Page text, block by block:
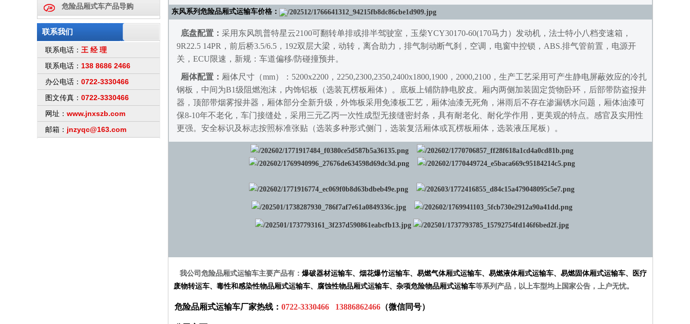
危险品厢式车产品导购
联系我们
联系电话： 王 经 理
联系电话： 138 8686 2466
办公电话： 0722-3330466
图文传真： 0722-3330466
网址： www.jnxszb.com
邮箱： jnzyqc@163.com
东风系列危险品厢式运输车价格 ：
底盘配置： 采用 东风凯普特星云2100可翻转单排或排半驾驶室，玉柴YCY30170-60(170马力）发动机，法士特小八档变速箱，
9R22.5 14PR，前后桥3.5/6.5，192双层大梁，动转，离合助力，排气制动断气刹，空调，电窗中控锁，ABS.排气管前置，电源开
关，ECU限速，新规：车道偏移/防碰撞预井。
厢体配置： 厢体尺寸（mm）： 5200x2200，2250,2300,2350,2400x1800,1900，2000,2100，生产工艺采用可产生静电屏蔽效应的冷扎
钢板，中间为B1级阻燃泡沫，内饰铝板（选装瓦楞板厢体）。底板上铺防静电胶皮。厢内两侧加装固定货物卧环，后部带防盗报井
器，顶部带烟雾报井器，厢体部分全新升级，外饰板采用免漆板工艺，厢体油漆无死角，淋雨后不存在渗漏锈水问题，厢体油漆可
保8-10年不老化，车门接缝处，采用三元乙丙一次性成型无接缝密封条，具有耐老化、耐化学作用，更美观的特点。感官及实用性
更强。安全标识及标志按照标准张贴 （选装多种形式侧门，选装复活厢体或瓦楞板厢体，选装液压尾板）。
我公司危险品厢式运输车主要产品有： 爆破器材运输车、 烟花爆竹运输车、 易燃气体厢式运输车、 易燃液体厢式运输车、 易燃固体厢式运输车、
医疗
废物转运车、 毒性和感染性物品厢式运输车、 腐蚀性物品厢式运输车、 杂项危险物品厢式运输车等系列产品，以上车型均上国家公告，上户无忧。
危险品厢式运输车厂家热线： 0722-3330466 13886862466 （微信同号）